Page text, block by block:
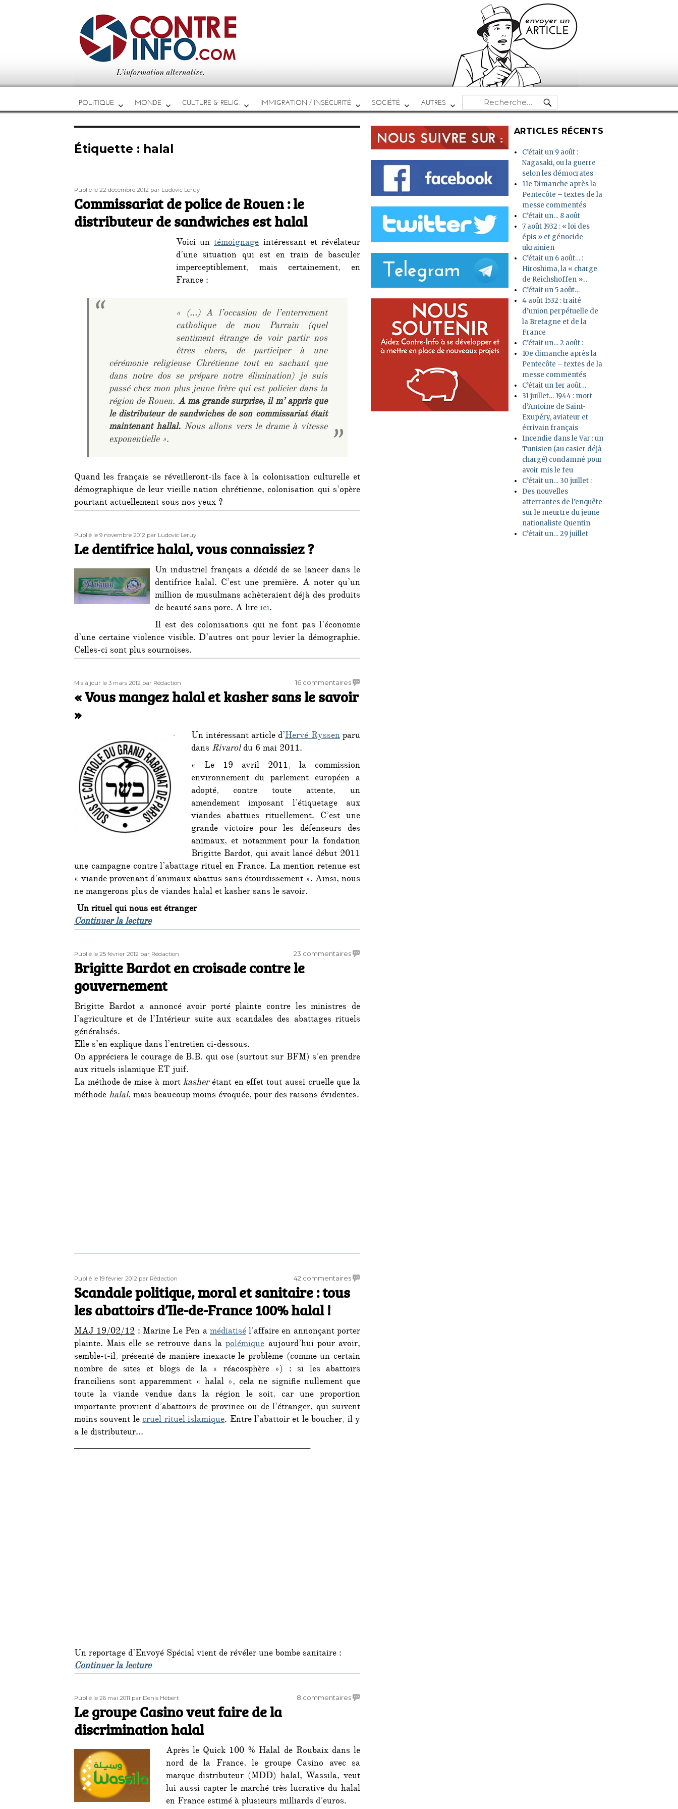
POLITIQUE MONDE CULTURE & RELIG. IMMIGRATION / INSÉCURITÉ SOCIÉTÉ AUTRES
Recherche
pour :
RECHERCHE
Étiquette : halal
Publié
le
Publié le 22 décembre 2012 Auteur
par Ludovic Leruy
Commissariat de police de Rouen : le
distributeur de sandwiches est halal
Voici untémoignageintéressant et révélateur
d’une situation qui est en train de basculer
imperceptiblement, mais certainement, en
France :
« (…) A l’occasion de l’enterrement
catholique de mon Parrain (quel
sentiment étrange de voir partir nos
êtres chers, de participer à une
cérémonie religieuse Chrétienne tout en sachant que
dans notre dos se prépare notre élimination) je suis
passé chez mon plus jeune frère qui est policier dans la
région de Rouen. A ma grande surprise, il m’ appris que
le distributeur de sandwiches de son commissariat était
maintenant hallal. Nous allons vers le drame à vitesse
exponentielle ».
Quand les français se réveilleront-ils face à la colonisation culturelle et
démographique de leur vieille nation chrétienne, colonisation qui s’opère
pourtant actuellement sous nos yeux ?
Publié
le
Publié le 9 novembre 2012 Auteur
par Ludovic Leruy
Le dentifrice halal, vous connaissiez ?
Un industriel français a décidé de se lancer dans le
dentifrice halal. C’est une première. A noter qu’un
million de musulmans achèteraient déjà des produits
de beauté sans porc. A lireici.
Il est des colonisations qui ne font pas l’économie
d’une certaine violence visible. D’autres ont pour levier la démographie.
Celles-ci sont plus sournoises.
Publié
Mis à jour le 3 mars 2012 Auteur
par Rédaction 16 commentairessur
«
Vous
et
le
savoir
»
« Vous mangez halal et kasher sans le savoir
»
Un intéressant article d’Hervé Ryssenparu
dans Rivaroldu 6 mai 2011.
« Le 19 avril 2011, la commission
environnement du parlement européen a
adopté, contre toute attente, un
amendement imposant l’étiquetage aux
viandes abattues rituellement. C’est une
grande victoire pour les défenseurs des
animaux, et notamment pour la fondation
Brigitte Bardot, qui avait lancé début 2011
une campagne contre l’abattage rituel en France. La mention retenue est
« viande provenant d’animaux abattus sans étourdissement ». Ainsi, nous
ne mangerons plus de viandes halal et kasher sans le savoir.
Un rituel qui nous est étranger
Continuer la lecturede « « Vous mangez halal et kasher sans le savoir » »
Publié
le
Publié le 25 février 2012 Auteur
par Rédaction 23 commentairessur
contre
le
Brigitte Bardot en croisade contre le
gouvernement
Brigitte Bardot a annoncé avoir porté plainte contre les ministres de
l’agriculture et de l’Intérieur suite aux scandales des abattages rituels
généralisés.
Elle s’en explique dans l’entretien ci-dessous.
On appréciera le courage de B.B. qui ose (surtout sur BFM) s’en prendre
aux rituels islamique ET juif.
La méthode de mise à mortkasherétant en effet tout aussi cruelle que la
méthodehalal, mais beaucoup moins évoquée, pour des raisons évidentes.
Publié
le
Publié le 19 février 2012 Auteur
par Rédaction 42 commentairessur
sanitaire
:
tous
abattoirs
d’Ile-
de-
France
10042
halal
Scandale politique, moral et sanitaire : tous
les abattoirs d’Ile-de-France 100% halal !
MAJ 19/02/12: Marine Le Pen amédiatisél’affaire en annonçant porter
plainte. Mais elle se retrouve dans lapolémiqueaujourd’hui pour avoir,
semble-t-il, présenté de manière inexacte le problème (comme un certain
nombre de sites et blogs de la « réacosphère ») : si les abattoirs
franciliens sont apparemment « halal », cela ne signifie nullement que
toute la viande vendue dans la région le soit, car une proportion
importante provient d’abattoirs de province ou de l’étranger, qui suivent
moins souvent lecruel rituel islamique. Entre l’abattoir et le boucher, il y
a le distributeur…
____________________________________________________
Un reportage d’Envoyé Spécial vient de révéler une bombe sanitaire :
Continuer la lecturede « Scandale politique, moral et sanitaire : tous les abattoirs d’Ile-de-France 100% halal ! »
Publié
le
Publié le 26 mai 2011 Auteur
par Denis Hébert 8 commentairessur
faire
de
halal
Le groupe Casino veut faire de la
discrimination halal
Après le Quick 100 % Halal de Roubaix dans le
nord de la France, le groupe Casino avec sa
marque distributeur (MDD) halal, Wassila, veut
lui aussi capter le marché très lucrative du halal
en France estimé à plusieurs milliards d’euros.
ARTICLES RÉCENTS
C’était un 9 août :
Nagasaki, ou la guerre
selon les démocrates
11e Dimanche après la
Pentecôte – textes de la
messe commentés
C’était un… 8 août
7 août 1932 : « loi des
épis » et génocide
ukrainien
C’était un 6 août… :
Hiroshima, la « charge
de Reichshoffen »…
C’était un 5 août…
4 août 1532 : traité
d’union perpétuelle de
la Bretagne et de la
France
C’était un… 2 août :
10e dimanche après la
Pentecôte – textes de la
messe commentés
C’était un 1er août…
31 juillet… 1944 : mort
d’Antoine de Saint-
Exupéry, aviateur et
écrivain français
Incendie dans le Var : un
Tunisien (au casier déjà
chargé) condamné pour
avoir mis le feu
C’était un… 30 juillet :
Des nouvelles
atterrantes de l’enquête
sur le meurtre du jeune
nationaliste Quentin
C’était un… 29 juillet